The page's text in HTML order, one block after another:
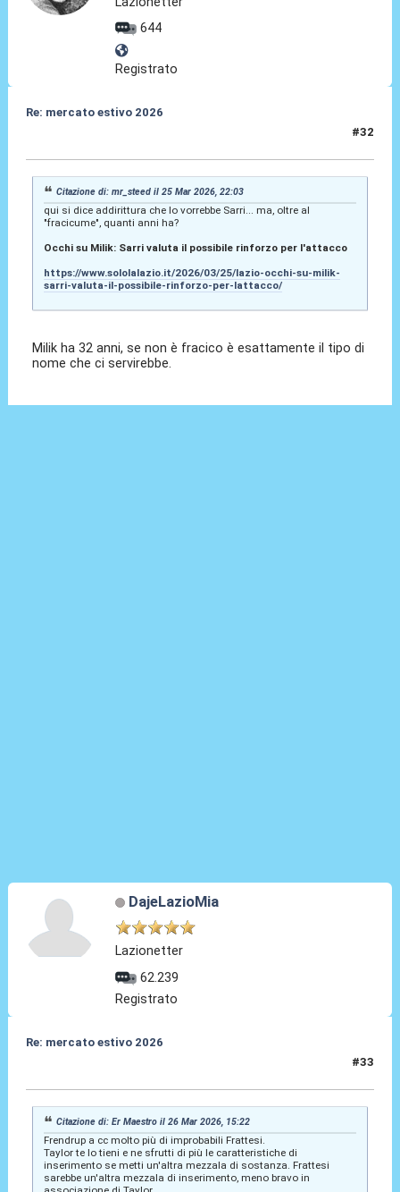
644
Registrato
Re: mercato estivo 2026
#32
Citazione di: mr_steed il 25 Mar 2026, 22:03
qui si dice addirittura che lo vorrebbe Sarri... ma, oltre al
"fracicume", quanti anni ha?
Occhi su Milik: Sarri valuta il possibile rinforzo per l'attacco
https://www.sololalazio.it/2026/03/25/lazio-occhi-su-milik-
sarri-valuta-il-possibile-rinforzo-per-lattacco/
Milik ha 32 anni, se non è fracico è esattamente il tipo di
nome che ci servirebbe.
DajeLazioMia
Lazionetter
62.239
Registrato
Re: mercato estivo 2026
#33
Citazione di: Er Maestro il 26 Mar 2026, 15:22
Frendrup a cc molto più di improbabili Frattesi.
Taylor te lo tieni e ne sfrutti di più le caratteristiche di
inserimento se metti un'altra mezzala di sostanza. Frattesi
sarebbe un'altra mezzala di inserimento, meno bravo in